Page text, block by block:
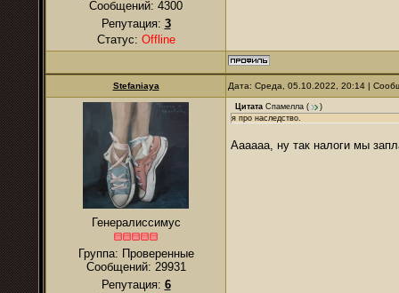
Сообщений: 4300
Репутация: 3
Статус: Offline
Stefaniaya Дата: Среда, 05.10.2022, 20:14 |
Генералиссимус
Группа: Проверенные
Сообщений: 29931
Репутация: 6
Цитата Спамелла (
)
я про наследство.
Аааааа, ну так налоги мы